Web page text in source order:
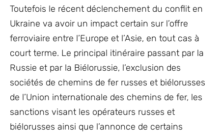
Toutefois le récent déclenchement du conflit en
Ukraine va avoir un impact certain sur l’offre
ferroviaire entre l’Europe et l’Asie, en tout cas à
court terme. Le principal itinéraire passant par la
Russie et par la Biélorussie, l’exclusion des
sociétés de chemins de fer russes et biélorusses
de l’Union internationale des chemins de fer, les
sanctions visant les opérateurs russes et
biélorusses ainsi que l’annonce de certains